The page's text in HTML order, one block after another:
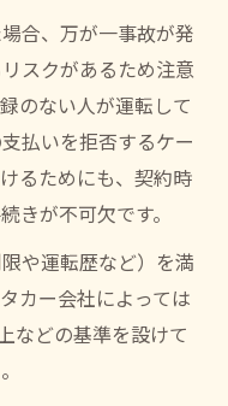
合、万が一事故が発
スクがあるため注意
のない人が運転して
払いを拒否するケー
るためにも、契約時
きが不可欠です。
や運転歴など）を満
カー会社によっては
などの基準を設けて